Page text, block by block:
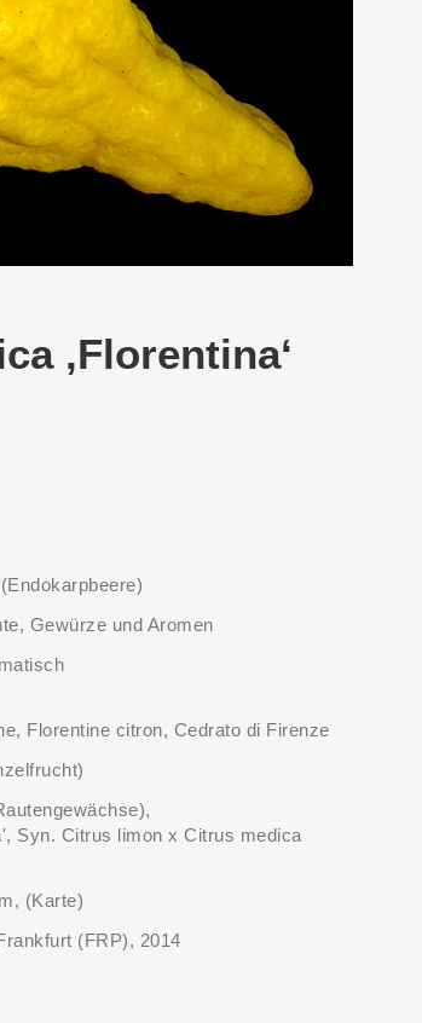
THE SEARCH BAR ON
‚Florentina‘
Gewürze und Aromen
Florentine citron, Cedrato di Firenze
Syn. Citrus limon x Citrus medica
(Karte)
(FRP) 2014